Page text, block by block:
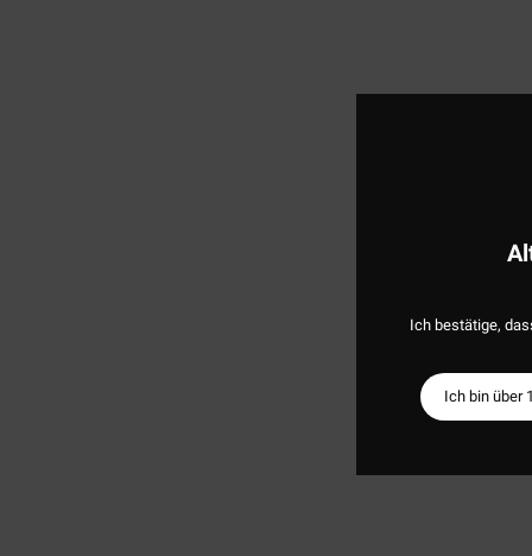
Ich bestätige,
Ich bin über